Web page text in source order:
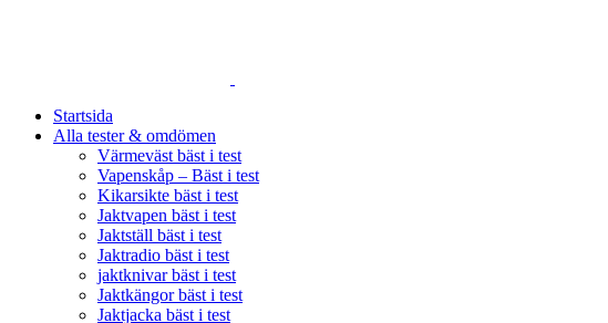
Startsida
Alla tester & omdömen
Värmeväst bäst i test
Vapenskåp – Bäst i test
Kikarsikte bäst i test
Jaktvapen bäst i test
Jaktställ bäst i test
Jaktradio bäst i test
jaktknivar bäst i test
Jaktkängor bäst i test
Jaktjacka bäst i test